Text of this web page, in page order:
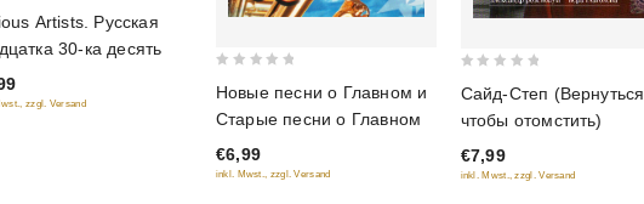
Artists. Русская
30-ка десять
zzgl. Versand
of
5
Новые песни о Главном и
Старые песни о Главном
€6,99
inkl. Mwst., zzgl. Versand
of
5
Сайд-Степ (Вернуться
чтобы отомстить)
€7,99
inkl. Mwst., zzgl. Versand